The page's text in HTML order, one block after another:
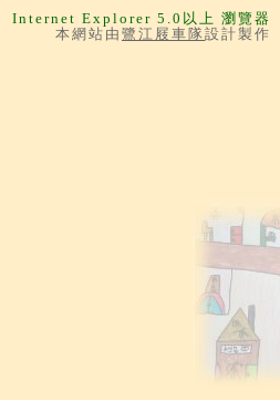
Internet Explorer 5.0以上 瀏覽器
本網站由 鷺江屐車隊設計製作